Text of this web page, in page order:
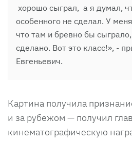
хорошо сыграл, а я думал,
особенного не сделал. У
что там и бревно бы
сделано. Вот это класс!», -
Евгеньевич.
Картина получила
и за рубежом — получил
кинематографическую